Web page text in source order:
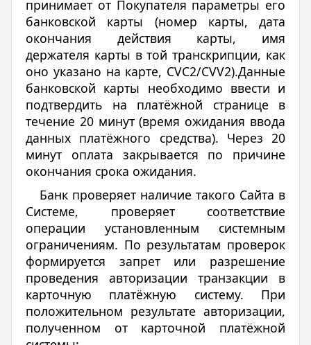
принимает от Покупателя параметры его
банковской карты (номер карты, дата
окончания действия карты, имя
держателя карты в той транскрипции, как
оно указано на карте, СVC2/CVV2).Данные
банковской карты необходимо ввести и
подтвердить на платёжной странице в
течение 20 минут (время ожидания ввода
данных платёжного средства). Через 20
минут оплата закрывается по причине
окончания срока ожидания.
Банк проверяет наличие такого Сайта в
Системе, проверяет соответствие
операции установленным системным
ограничениям. По результатам проверок
формируется запрет или разрешение
проведения авторизации транзакции в
карточную платёжную систему. При
положительном результате авторизации,
полученном от карточной платёжной